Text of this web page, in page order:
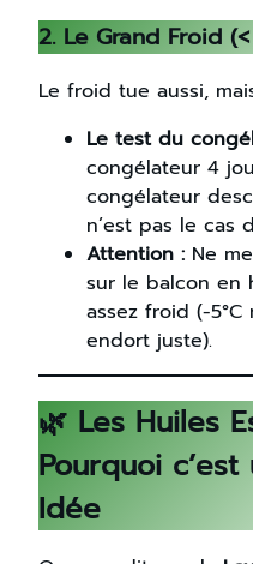
2. Le Grand Froid
Le froid tue aussi,
Le test du
congélateur 4
congélateur
n’est pas le cas
Attention : Ne
sur le balcon en
assez froid (-
endort juste).
🌿 Les Huiles
Pourquoi
Idée